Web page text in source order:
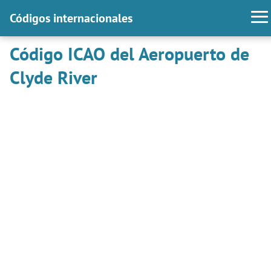
Códigos internacionales
Código ICAO del Aeropuerto de
Clyde River